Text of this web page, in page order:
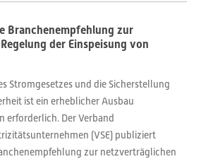
Branchenempfehlung zur
der Einspeisung von
Stromgesetzes und die Sicherstellung
ist ein erheblicher Ausbau
erforderlich. Der Verband
(VSE) publiziert
zur netzverträglichen